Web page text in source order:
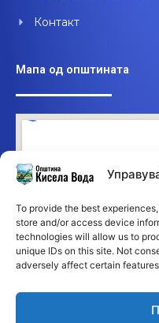
To provide the best
store and/or access device
technologies will allow us to
unique IDs on this site. Not
adversely affect certain
Контакт
Мапа од општината